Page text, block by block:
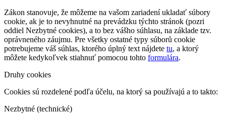
Zákon stanovuje, že môžeme na vašom zariadení ukladať súbory
cookie, ak je to nevyhnutné na prevádzku týchto stránok (pozri
oddiel Nezbytné cookies), a to bez vášho súhlasu, na základe tzv.
oprávneného záujmu. Pre všetky ostatné typy súborů cookie
potrebujeme váš súhlas, ktorého úplný text nájdete tu, a ktorý
môžete kedykoľvek stiahnuť pomocou tohto formulára.
Druhy cookies
Cookies sú rozdelené podľa účelu, na ktorý sa používajú a to takto:
Nezbytné (technické)